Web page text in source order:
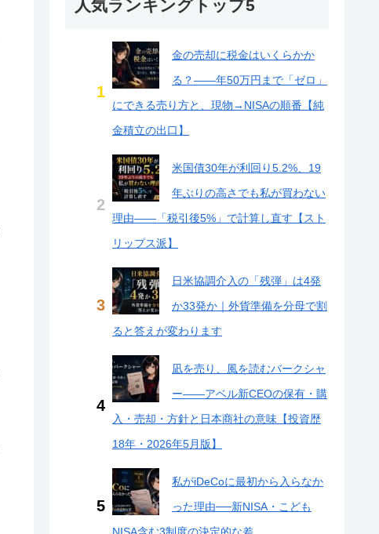
人気ランキングトップ5
金の売却に税金はいくらかか
る？——年50万円まで「ゼロ」
にできる売り方と、現物→NISAの順番【純
金積立の出口】
米国債30年が利回り5.2%、19
年ぶりの高さでも私が買わない
理由——「税引後5%」で計算し直す【スト
リップス派】
日米協調介入の「残弾」は4発
か33発か｜外貨準備を分母で割
ると答えが変わります
凪を売り、風を読むバークシャ
ー——アベル新CEOの保有・購
入・売却・方針と日本商社の意味【投資歴
18年・2026年5月版】
私がiDeCoに最初から入らなか
った理由──新NISA・こども